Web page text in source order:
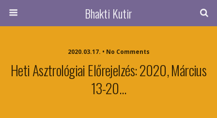
Bhakti Kutir
2020.03.17. • No Comments
Heti Asztrológiai Előrejelzés: 2020, Március
13-20…